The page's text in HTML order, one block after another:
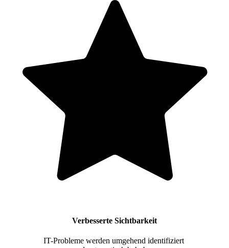
Verbesserte Sichtbarkeit
IT-Probleme werden umgehend identifiziert